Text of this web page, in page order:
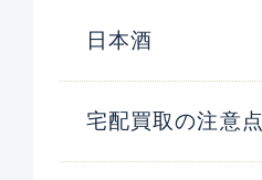
日本酒
宅配買取の注意点